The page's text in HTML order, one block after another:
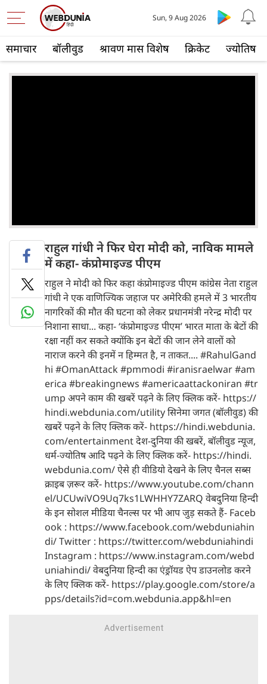
समाचार बॉलीवुड श्रावण मास विशेष क्रिकेट ज्योतिष
Sun, 9 Aug 2026
राहुल गांधी ने फिर घेरा मोदी को, नाविक मामले
में कहा- कंप्रोमाइज्ड पीएम
राहुल ने मोदी को फिर कहा कंप्रोमाइज्ड पीएम कांग्रेस नेता राहुल
गांधी ने एक वाणिज्यिक जहाज पर अमेरिकी हमले में 3 भारतीय
नागरिकों की मौत की घटना को लेकर प्रधानमंत्री नरेन्द्र मोदी पर
निशाना साधा... कहा- ‘कंप्रोमाइज्ड पीएम’ भारत माता के बेटों की
रक्षा नहीं कर सकते क्योंकि इन बेटों की जान लेने वालों को
नाराज करने की इनमें न हिम्मत है, न ताकत.... #RahulGand
hi #OmanAttack #pmmodi #iranisraelwar #am
erica #breakingnews #americaattackoniran #tr
ump अपने काम की खबरें पढ़ने के लिए क्लिक करें- https://
hindi.webdunia.com/utility सिनेमा जगत (बॉलीवुड) की
खबरें पढ़ने के लिए क्लिक करें- https://hindi.webdunia.
com/entertainment देश-दुनिया की खबरें, बॉलीवुड न्यूज,
धर्म-ज्योतिष आदि पढ़ने के लिए क्लिक करें- https://hindi.
webdunia.com/ ऐसे ही वीडियो देखने के लिए चैनल सब्स
क्राइब ज़रूर करें- https://www.youtube.com/chann
el/UCUwiVO9Uq7ks1LWHHY7ZARQ वेबदुनिया हिन्दी
के इन सोशल मीडिया चैनल्स पर भी आप जुड़ सकते हैं- Faceb
ook : https://www.facebook.com/webduniahin
di/ Twitter : https://twitter.com/webduniahindi
Instagram : https://www.instagram.com/webd
uniahindi/ वेबदुनिया हिन्दी का एंड्रॉयड ऐप डाउनलोड करने
के लिए क्लिक करें- https://play.google.com/store/a
pps/details?id=com.webdunia.app&hl=en